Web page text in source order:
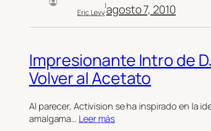
Eric Levy
|agosto 7, 2010
Impresionante Intro de
Volver al Acetato
Al parecer, Activision se ha inspirado en la
amalgama… Leer más